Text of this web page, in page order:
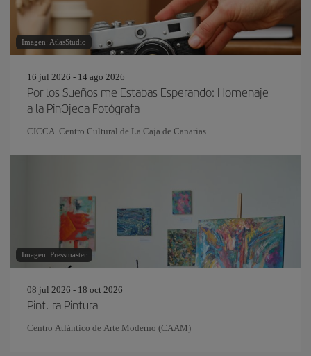
Imagen: AtlasStudio
16 jul 2026 - 14 ago 2026
Por los Sueños me Estabas Esperando: Homenaje
a la PinOjeda Fotógrafa
CICCA. Centro Cultural de La Caja de Canarias
Imagen: Pressmaster
08 jul 2026 - 18 oct 2026
Pintura Pintura
Centro Atlántico de Arte Moderno (CAAM)